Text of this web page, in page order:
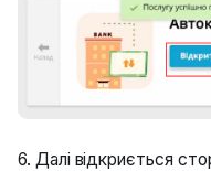
6. Далі відкриється